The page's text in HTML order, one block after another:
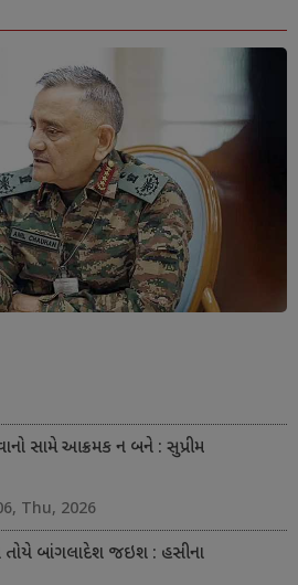
સામે આક્રમક ન બને : સુપ્રીમ
Thu, 2026
તોયે બાંગલાદેશ જઇશ : હસીના